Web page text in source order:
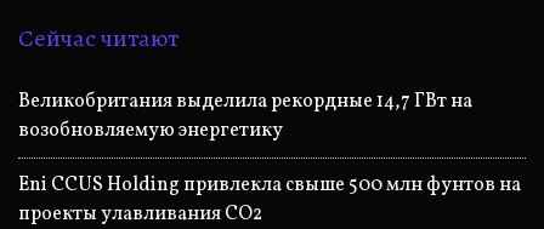
Сейчас читают
Великобритания выделила рекордные 14,7 ГВт на
возобновляемую энергетику
Eni CCUS Holding привлекла свыше 500 млн фунтов на
проекты улавливания CO2